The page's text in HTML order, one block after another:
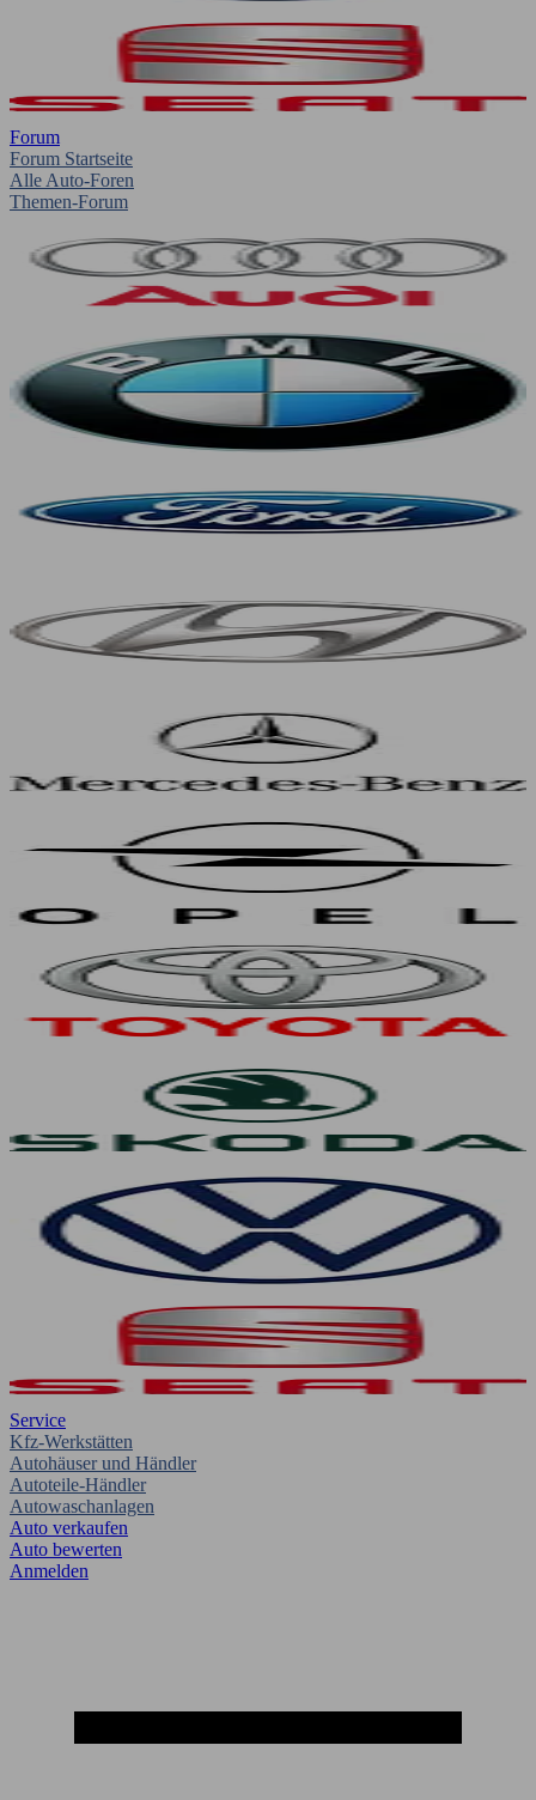
Forum
Forum Startseite
Alle Auto-Foren
Themen-Forum
Service
Kfz-Werkstätten
Autohäuser und Händler
Autoteile-Händler
Autowaschanlagen
Auto verkaufen
Auto bewerten
Anmelden